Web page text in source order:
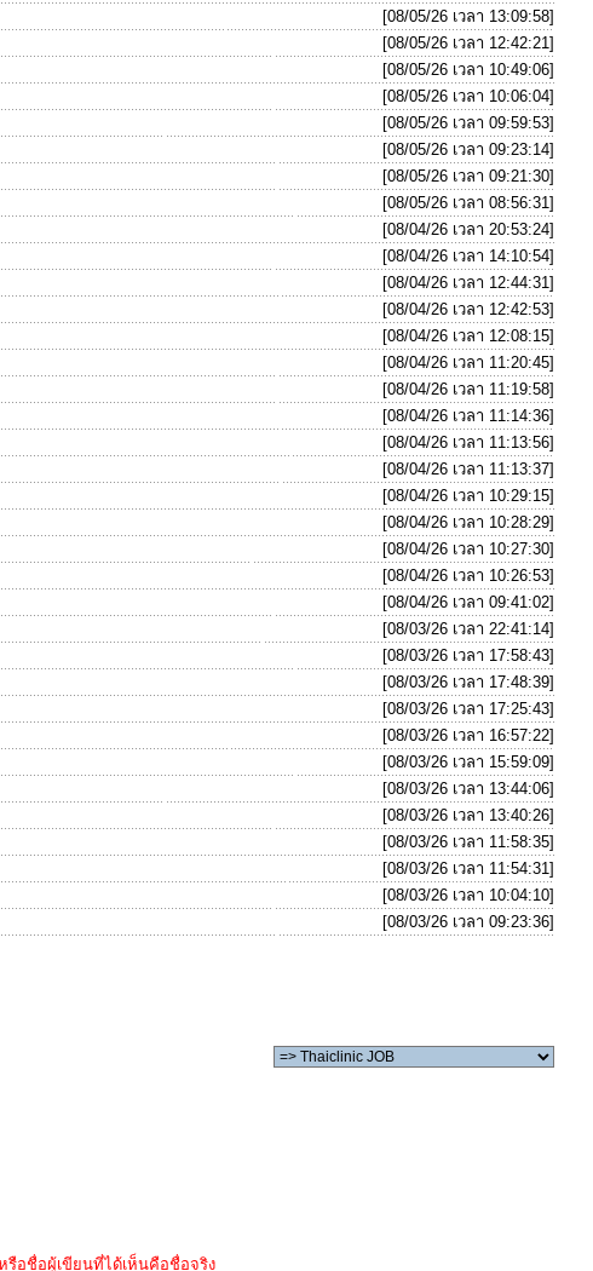
[08/05/26 เวลา 13:09:58]
[08/05/26 เวลา 12:42:21]
[08/05/26 เวลา 10:49:06]
[08/05/26 เวลา 10:06:04]
[08/05/26 เวลา 09:59:53]
[08/05/26 เวลา 09:23:14]
[08/05/26 เวลา 09:21:30]
[08/05/26 เวลา 08:56:31]
[08/04/26 เวลา 20:53:24]
[08/04/26 เวลา 14:10:54]
[08/04/26 เวลา 12:44:31]
[08/04/26 เวลา 12:42:53]
[08/04/26 เวลา 12:08:15]
[08/04/26 เวลา 11:20:45]
[08/04/26 เวลา 11:19:58]
[08/04/26 เวลา 11:14:36]
[08/04/26 เวลา 11:13:56]
[08/04/26 เวลา 11:13:37]
[08/04/26 เวลา 10:29:15]
[08/04/26 เวลา 10:28:29]
[08/04/26 เวลา 10:27:30]
[08/04/26 เวลา 10:26:53]
[08/04/26 เวลา 09:41:02]
[08/03/26 เวลา 22:41:14]
[08/03/26 เวลา 17:58:43]
[08/03/26 เวลา 17:48:39]
[08/03/26 เวลา 17:25:43]
[08/03/26 เวลา 16:57:22]
[08/03/26 เวลา 15:59:09]
[08/03/26 เวลา 13:44:06]
[08/03/26 เวลา 13:40:26]
[08/03/26 เวลา 11:58:35]
[08/03/26 เวลา 11:54:31]
[08/03/26 เวลา 10:04:10]
[08/03/26 เวลา 09:23:36]
รือชื่อผู้เขียนที่ได้เห็นคือชื่อจริง